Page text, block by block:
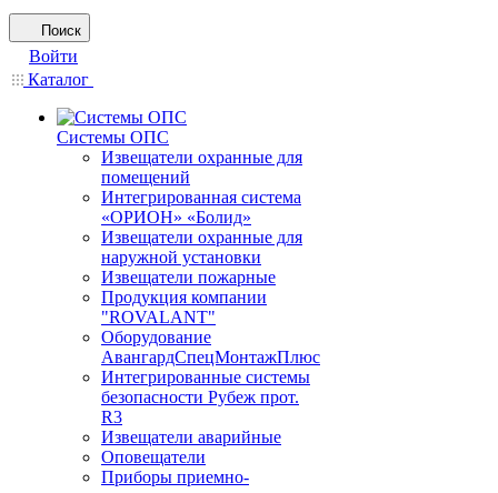
Поиск
Войти
Каталог
Системы ОПС
Извещатели охранные для
помещений
Интегрированная система
«ОРИОН» «Болид»
Извещатели охранные для
наружной установки
Извещатели пожарные
Продукция компании
"ROVALANT"
Оборудование
АвангардСпецМонтажПлюс
Интегрированные системы
безопасности Рубеж прот.
R3
Извещатели аварийные
Оповещатели
Приборы приемно-